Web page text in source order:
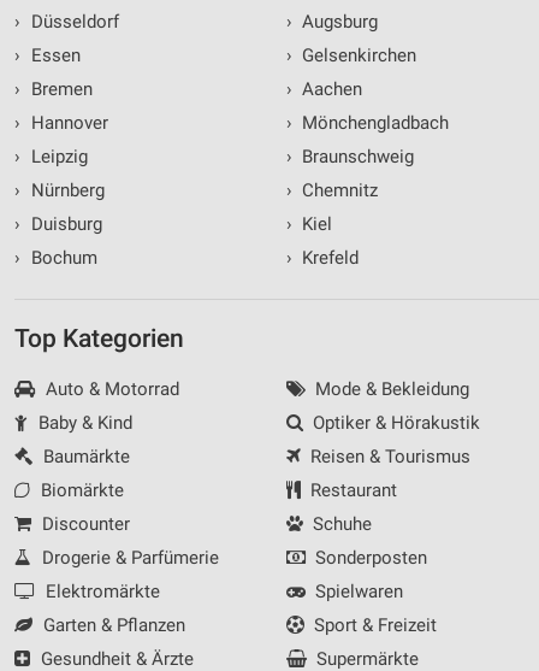
›
Düsseldorf
›
Essen
›
Bremen
›
Hannover
›
Leipzig
›
Nürnberg
›
Duisburg
›
Bochum
› Augsburg
› Gelsenkirchen
› Aachen
› Mönchengladbach
› Braunschweig
› Chemnitz
› Kiel
› Krefeld
Top Kategorien
Auto & Motorrad
Baby & Kind
Baumärkte
Biomärkte
Discounter
Drogerie & Parfümerie
Elektromärkte
Garten & Pflanzen
Gesundheit & Ärzte
Mode & Bekleidung
Optiker & Hörakustik
Reisen & Tourismus
Restaurant
Schuhe
Sonderposten
Spielwaren
Sport & Freizeit
Supermärkte